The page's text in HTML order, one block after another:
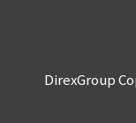
DirexGroup